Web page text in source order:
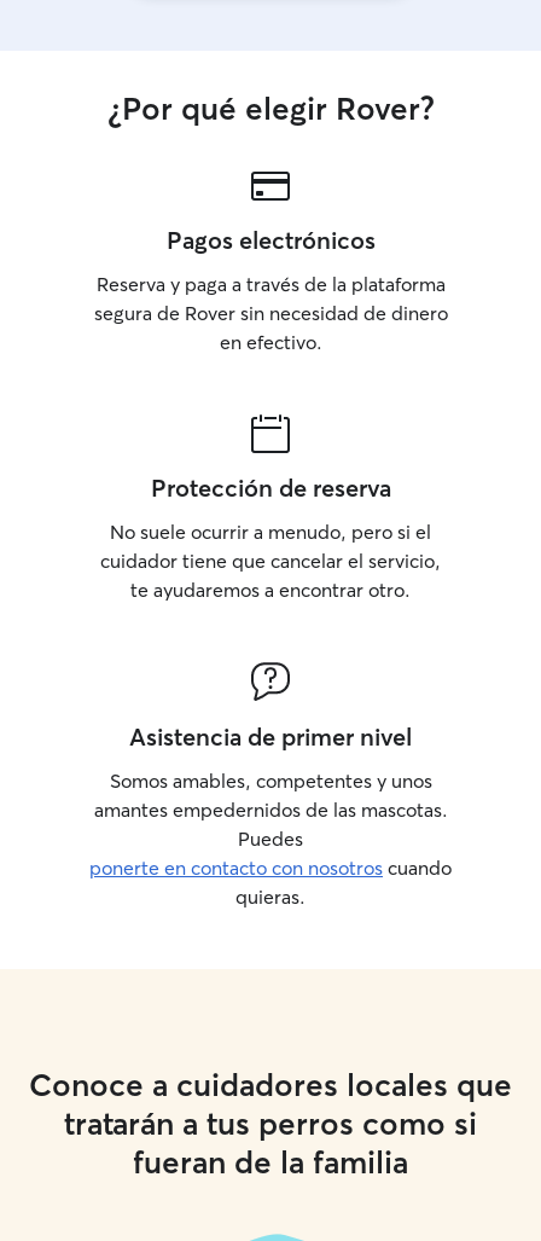
¿Por qué elegir Rover?
Pagos electrónicos
Reserva y paga a través de la plataforma
segura de Rover sin necesidad de dinero
en efectivo.
Protección de reserva
No suele ocurrir a menudo, pero si el
cuidador tiene que cancelar el servicio,
te ayudaremos a encontrar otro.
Asistencia de primer nivel
Somos amables, competentes y unos
amantes empedernidos de las mascotas.
Puedes
ponerte en contacto con nosotros cuando
quieras.
Conoce a cuidadores locales que
tratarán a tus perros como si
fueran de la familia